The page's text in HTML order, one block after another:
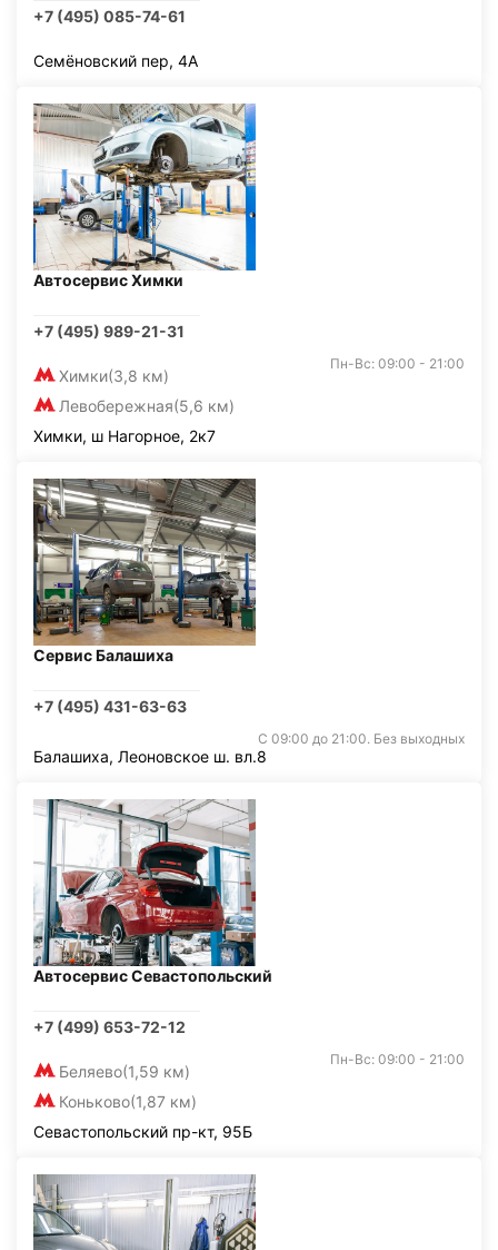
+7 (495) 085-74-61
Семёновский пер, 4А
Автосервис Химки
+7 (495) 989-21-31
Химки(3,8 км)
Левобережная(5,6 км)
Пн-Вс: 09:00 - 21:00
Химки, ш Нагорное, 2к7
Сервис Балашиха
+7 (495) 431-63-63
С 09:00 до 21:00. Без выходных
Балашиха, Леоновское ш. вл.8
Автосервис Севастопольский
+7 (499) 653-72-12
Беляево(1,59 км)
Коньково(1,87 км)
Пн-Вс: 09:00 - 21:00
Севастопольский пр-кт, 95Б